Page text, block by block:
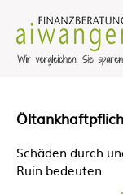
Schäden durch
Ruin bedeuten.